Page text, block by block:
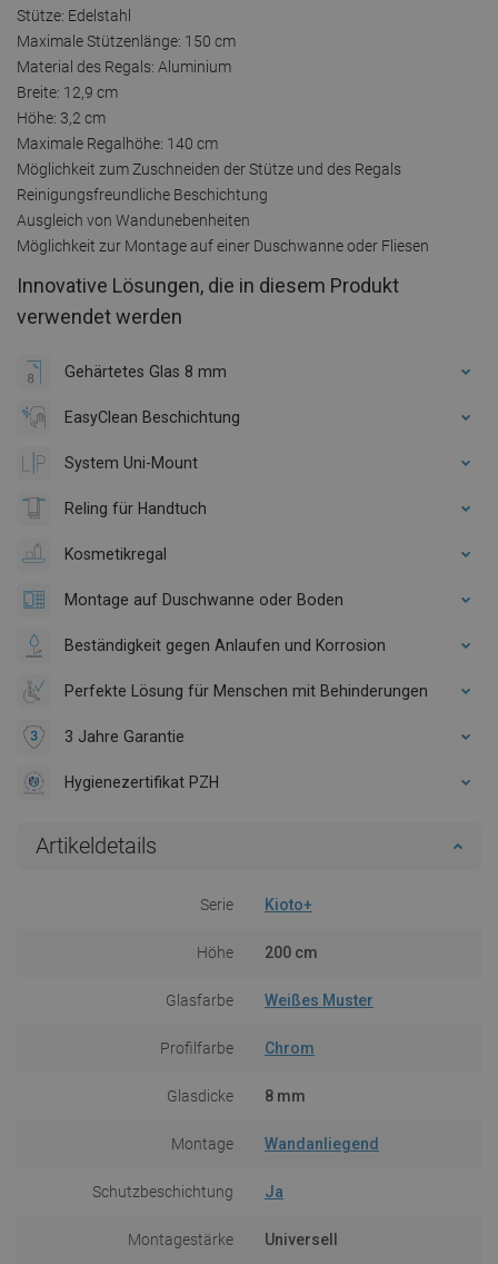
Stütze: Edelstahl
Maximale Stützenlänge: 150 cm
Material des Regals: Aluminium
Breite: 12,9 cm
Höhe: 3,2 cm
Maximale Regalhöhe: 140 cm
Möglichkeit zum Zuschneiden der Stütze und des Regals
Reinigungsfreundliche Beschichtung
Ausgleich von Wandunebenheiten
Möglichkeit zur Montage auf einer Duschwanne oder Fliesen
Innovative Lösungen, die in diesem Produkt
verwendet werden
Gehärtetes Glas 8 mm
EasyClean Beschichtung
System Uni-Mount
Reling für Handtuch
Kosmetikregal
Montage auf Duschwanne oder Boden
Beständigkeit gegen Anlaufen und Korrosion
Perfekte Lösung für Menschen mit Behinderungen
3 Jahre Garantie
Hygienezertifikat PZH
Artikeldetails
Serie Kioto+
Höhe 200 cm
Glasfarbe Weißes Muster
Profilfarbe Chrom
Glasdicke 8 mm
Montage Wandanliegend
Schutzbeschichtung Ja
Montagestärke Universell